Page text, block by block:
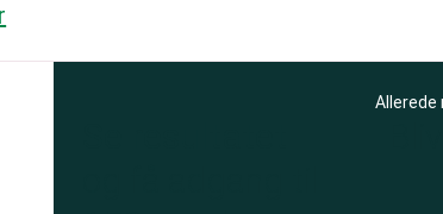
Allerede